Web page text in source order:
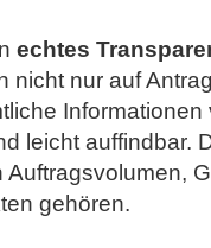
echtes
nicht nur auf
leicht auffindbar.
gehören.